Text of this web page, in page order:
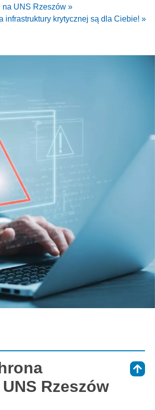
na UNS Rzeszów »
infrastruktury krytycznej są dla Ciebie! »
Rzeszów